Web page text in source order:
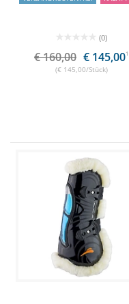
(0)
€ 160,00 € 145,001
(€ 145,00/Stück)